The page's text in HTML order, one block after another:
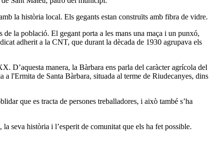
la història local. Els gegants estan construïts amb fibra de vidre.
la població. El gegant porta a les mans una maça i un punxó,
adherit a la CNT, que durant la dècada de 1930 agrupava els
D’aquesta manera, la Bàrbara ens parla del caràcter agrícola del
l'Ermita de Santa Bàrbara, situada al terme de Riudecanyes, dins
que es tracta de persones treballadores, i això també s’ha
seva història i l’esperit de comunitat que els ha fet possible.